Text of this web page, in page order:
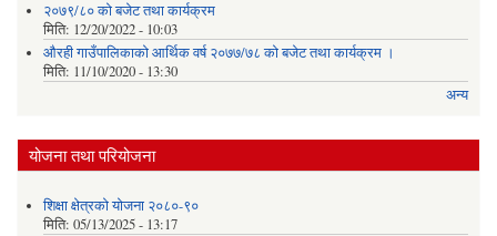
२०७९/८० को बजेट तथा कार्यक्रम
मिति: 12/20/2022 - 10:03
औरही गाउँपालिकाको आर्थिक वर्ष २०७७/७८ को बजेट तथा कार्यक्रम ।
मिति: 11/10/2020 - 13:30
अन्य
योजना तथा परियोजना
शिक्षा क्षेत्रको योजना २०८०-९०
मिति: 05/13/2025 - 13:17